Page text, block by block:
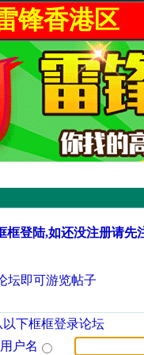
锋香港区
框登陆,如还没注册请先
坛即可游览帖子
以下框框登录论坛
用户名